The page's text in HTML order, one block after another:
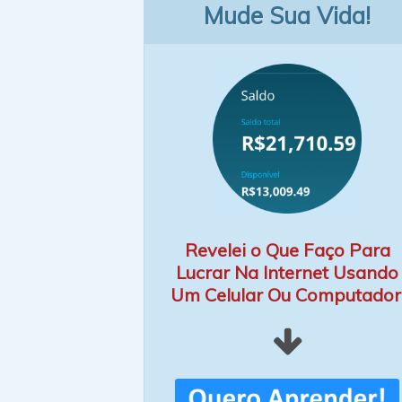
Mude Sua Vida!
Revelei o Que Faço Para
Lucrar Na Internet Usando
Um Celular Ou